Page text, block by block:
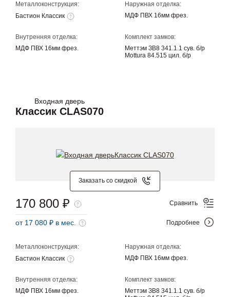
Металлоконструкция:
Бастион Классик
Наружная отделка:
МДФ ПВХ 16мм фрез.
Внутренняя отделка:
МДФ ПВХ 16мм фрез.
Комплект замков:
Меттэм ЗВ8 341.1.1 сув. б/р
Mottura 84.515 цил. б/р
Входная дверь
Классик CLAS070
Заказать со скидкой
Металлоконструкция:
Бастион Классик
Наружная отделка:
МДФ ПВХ 16мм фрез.
Внутренняя отделка:
МДФ ПВХ 16мм фрез.
Комплект замков:
Меттэм ЗВ8 341.1.1 сув. б/р
170 800 ₽
от 17 080 ₽ в мес.
Сравнить
Подробнее